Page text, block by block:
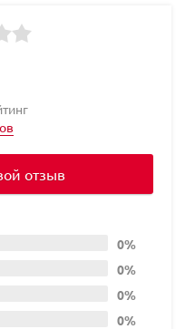
0%
0%
0%
0%
отзыв